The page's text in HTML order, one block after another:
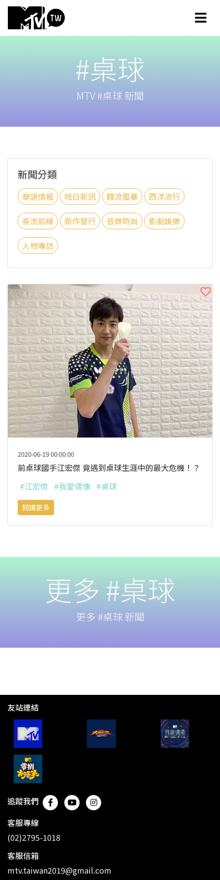
#桌球
MTV #桌球 新聞
新聞分類
華語情報 哈日新訊 韓流風暴 西洋流行
泰流前線 新作發行 音樂時尚 影劇娛樂
人物專訪
2020-06-19 00:00:00
前桌球國手江宏傑 竟遇到桌球生涯中的最大危機！？
#江宏傑 #我愛偶像 #桌球
閱讀更多
更多 #桌球
更多 #桌球 新聞
友站連結
追蹤我們
客服專線
(02)2795-1018
客服信箱
mtv.taiwan2019@gmail.com